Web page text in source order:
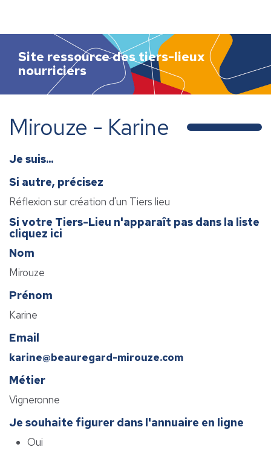
r
h
e
r
Site ressource des tiers-lieux
nourriciers
Mirouze - Karine
Je suis...
Si autre, précisez
Réflexion sur création d'un Tiers lieu
Si votre Tiers-Lieu n'apparaît pas dans la liste
cliquez ici
Nom
Mirouze
Prénom
Karine
Email
karine@beauregard-mirouze.com
Métier
Vigneronne
Je souhaite figurer dans l'annuaire en ligne
Oui